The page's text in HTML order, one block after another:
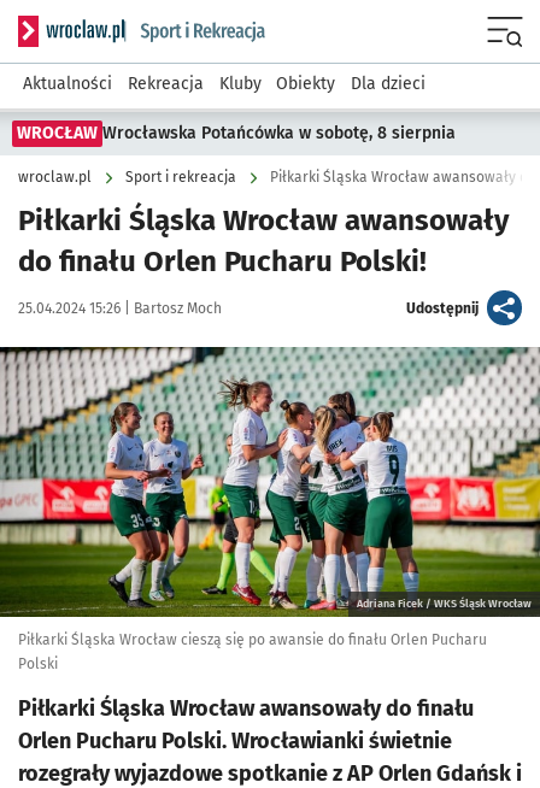
Serwis informacyjny wroclaw.pl podserwis: Sport i rekreacja
Aktualności Rekreacja Kluby Obiekty Dla dzieci
WROCŁAW Wrocławska Potańcówka w sobotę, 8 sierpnia
wroclaw.pl Sport i rekreacja Piłkarki Śląska Wrocław awansowały
Piłkarki Śląska Wrocław awansowały
do finału Orlen Pucharu Polski!
Data publikacji:
25.04.2024 15:26 | Autor:
Bartosz Moch Udostępnijartykuł
Kliknij, aby powiększyć
Adriana Ficek / WKS Śląsk Wrocław
Piłkarki Śląska Wrocław cieszą się po awansie do finału Orlen Pucharu
Polski
Piłkarki Śląska Wrocław awansowały do finału
Orlen Pucharu Polski. Wrocławianki świetnie
rozegrały wyjazdowe spotkanie z AP Orlen Gdańsk i